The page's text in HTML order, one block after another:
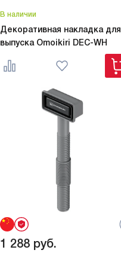
В наличии
Декоративная накладка для
выпуска Omoikiri DEC-WH
1 288 руб.